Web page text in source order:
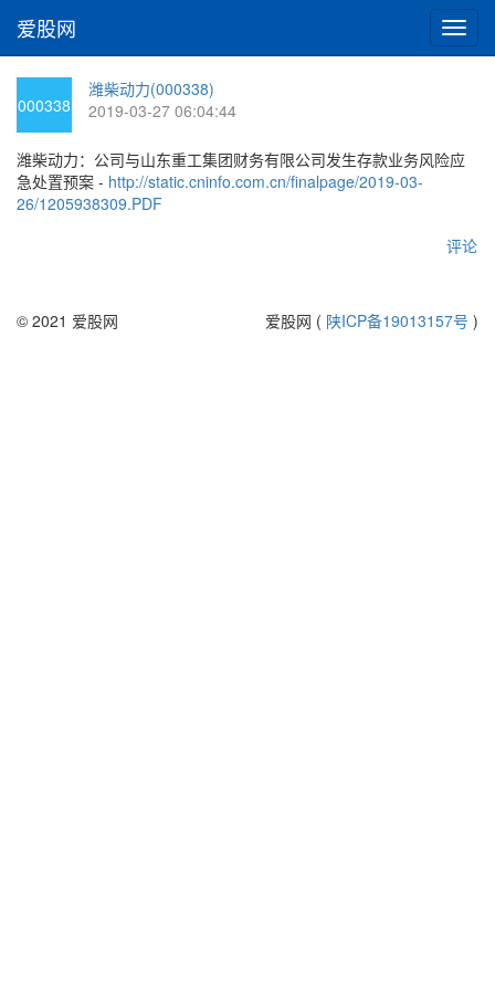
切
换
爱股网
000338
潍柴动力(000338)
2019-03-27 06:04:44
潍柴动力：公司与山东重工集团财务有限公司发生存款业务风险应
急处置预案 - http://static.cninfo.com.cn/finalpage/2019-03-
26/1205938309.PDF
评论
© 2021 爱股网 爱股网 ( 陕ICP备19013157号 )